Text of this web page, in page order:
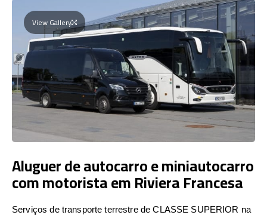
View Gallery
Aluguer de autocarro e miniautocarro
com motorista em Riviera Francesa
Serviços de transporte terrestre de CLASSE SUPERIOR na